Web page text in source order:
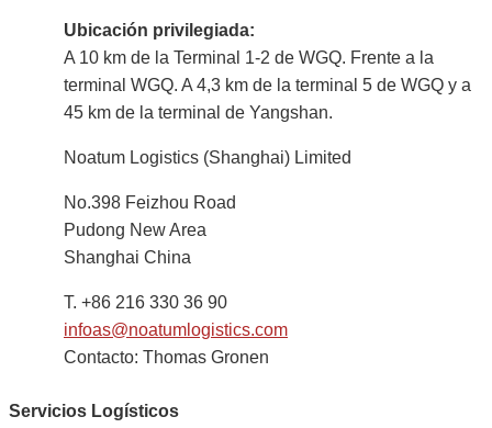
Ubicación privilegiada:
A 10 km de la Terminal 1-2 de WGQ. Frente a la
terminal WGQ. A 4,3 km de la terminal 5 de WGQ y a
45 km de la terminal de Yangshan.
Noatum Logistics (Shanghai) Limited
No.398 Feizhou Road
Pudong New Area
Shanghai China
T. +86 216 330 36 90
infoas@noatumlogistics.com
Contacto: Thomas Gronen
Servicios Logísticos